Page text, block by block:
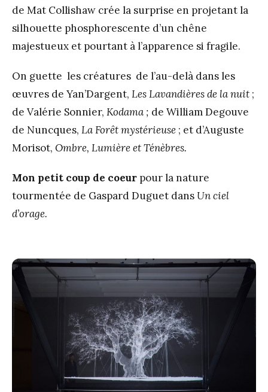
de Mat Collishaw crée la surprise en projetant la
silhouette phosphorescente d’un chêne
majestueux et pourtant à l’apparence si fragile.
On guette les créatures de l’au-delà dans les
œuvres de Yan’Dargent, Les Lavandières de la nuit ;
de Valérie Sonnier, Kodama ; de William Degouve
de Nuncques, La Forêt mystérieuse ; et d’Auguste
Morisot, Ombre, Lumière et Ténèbres.
Mon petit coup de coeur pour la nature
tourmentée de Gaspard Duguet dans Un ciel
d’orage.